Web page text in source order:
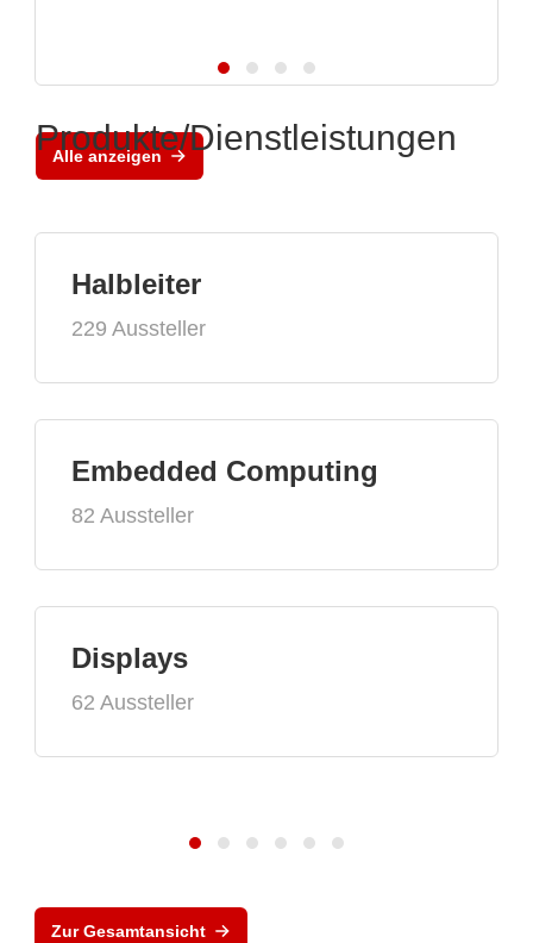
Alle anzeigen
Produkte/Dienstleistungen
Halbleiter
229 Aussteller
Embedded Computing
82 Aussteller
Displays
62 Aussteller
Zur Gesamtansicht